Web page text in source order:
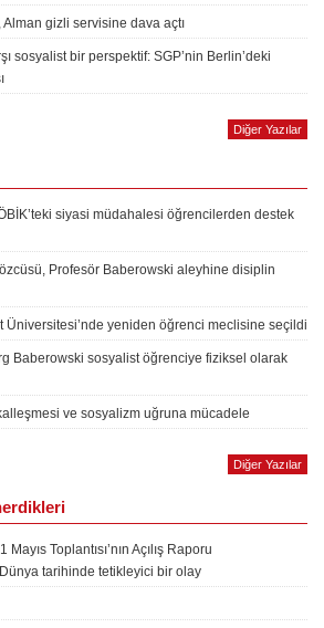
gizli servisine dava açtı
sosyalist bir perspektif: SGP’nin Berlin’deki
Diğer Yazılar
siyasi müdahalesi öğrencilerden destek
Profesör Baberowski aleyhine disiplin
Üniversitesi’nde yeniden öğrenci meclisine seçildi
Baberowski sosyalist öğrenciye fiziksel olarak
ve sosyalizm uğruna mücadele
Diğer Yazılar
Toplantısı’nın Açılış Raporu
tarihinde tetikleyici bir olay